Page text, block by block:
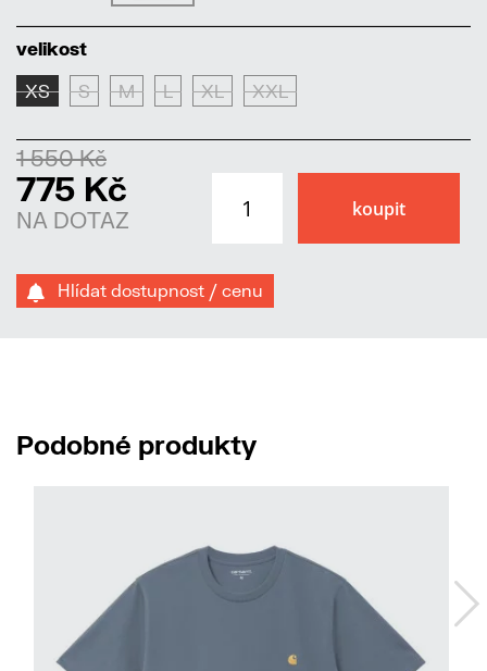
velikost
XS S M L XL XXL
1 550 Kč
775 Kč
NA DOTAZ
Hlídat dostupnost / cenu
Podobné produkty